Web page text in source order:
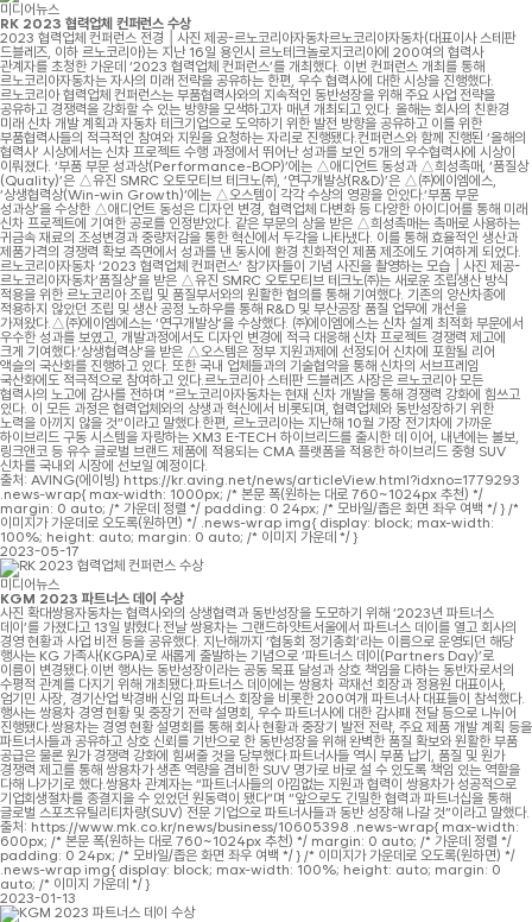
미디어뉴스
RK 2023 협력업체 컨퍼런스 수상
2023 협력업체 컨퍼런스 전경 │사진 제공-르노코리아자동차르노코리아자동차(대표이사 스테판
드블레즈, 이하 르노코리아)는 지난 16일 용인시 르노테크놀로지코리아에 200여의 협력사
관계자를 초청한 가운데 ‘2023 협력업체 컨퍼런스’를 개최했다. 이번 컨퍼런스 개최를 통해
르노코리아자동차는 자사의 미래 전략을 공유하는 한편, 우수 협력사에 대한 시상을 진행했다.
르노코리아 협력업체 컨퍼런스는 부품협력사와의 지속적인 동반성장을 위해 주요 사업 전략을
공유하고 경쟁력을 강화할 수 있는 방향을 모색하고자 매년 개최되고 있다. 올해는 회사의 친환경
미래 신차 개발 계획과 자동차 테크기업으로 도약하기 위한 발전 방향을 공유하고 이를 위한
부품협력사들의 적극적인 참여와 지원을 요청하는 자리로 진행됐다.컨퍼런스와 함께 진행된 ‘올해의
협력사’ 시상에서는 신차 프로젝트 수행 과정에서 뛰어난 성과를 보인 5개의 우수협력사에 시상이
이뤄졌다. ‘부품 부문 성과상(Performance-BOP)’에는 △애디언트 동성과 △희성촉매, ‘품질상
(Quality)’은 △유진 SMRC 오토모티브 테크노㈜, ‘연구개발상(R&D)’은 △㈜에이엠에스,
‘상생협력상(Win-win Growth)’에는 △오스템이 각각 수상의 영광을 안았다.‘부품 부문
성과상’을 수상한 △애디언트 동성은 디자인 변경, 협력업체 다변화 등 다양한 아이디어를 통해 미래
신차 프로젝트에 기여한 공로를 인정받았다. 같은 부문의 상을 받은 △희성촉매는 촉매로 사용하는
귀금속 재료의 조성변경과 중량저감을 통한 혁신에서 두각을 나타냈다. 이를 통해 효율적인 생산과
제품가격의 경쟁력 확보 측면에서 성과를 낸 동시에 환경 친화적인 제품 제조에도 기여하게 되었다.
르노코리아자동차 ‘2023 협력업체 컨퍼런스’ 참가자들이 기념 사진을 촬영하는 모습 │사진 제공-
르노코리아자동차‘품질상’을 받은 △유진 SMRC 오토모티브 테크노㈜는 새로운 조립생산 방식
적용을 위한 르노코리아 조립 및 품질부서와의 원활한 협의를 통해 기여했다. 기존의 양산차종에
적용하지 않았던 조립 및 생산 공정 노하우를 통해 R&D 및 부산공장 품질 업무에 개선을
가져왔다.△㈜에이엠에스는 ‘연구개발상’을 수상했다. ㈜에이엠에스는 신차 설계 최적화 부문에서
우수한 성과를 보였고, 개발과정에서도 디자인 변경에 적극 대응해 신차 프로젝트 경쟁력 제고에
크게 기여했다.‘상생협력상’을 받은 △오스템은 정부 지원과제에 선정되어 신차에 포함될 리어
액슬의 국산화를 진행하고 있다. 또한 국내 업체들과의 기술협약을 통해 신차의 서브프레임
국산화에도 적극적으로 참여하고 있다.르노코리아 스테판 드블레즈 사장은 르노코리아 모든
협력사의 노고에 감사를 전하며 “르노코리아자동차는 현재 신차 개발을 통해 경쟁력 강화에 힘쓰고
있다. 이 모든 과정은 협력업체와의 상생과 혁신에서 비롯되며, 협력업체와 동반성장하기 위한
노력을 아끼지 않을 것”이라고 말했다.한편, 르노코리아는 지난해 10월 가장 전기차에 가까운
하이브리드 구동 시스템을 자랑하는 XM3 E-TECH 하이브리드를 출시한 데 이어, 내년에는 볼보,
링크앤코 등 유수 글로벌 브랜드 제품에 적용되는 CMA 플랫폼을 적용한 하이브리드 중형 SUV
신차를 국내외 시장에 선보일 예정이다.
출처: AVING(에이빙) https://kr.aving.net/news/articleView.html?idxno=1779293
.news-wrap{ max-width: 1000px; /* 본문 폭(원하는 대로 760~1024px 추천) */
margin: 0 auto; /* 가운데 정렬 */ padding: 0 24px; /* 모바일/좁은 화면 좌우 여백 */ } /*
이미지가 가운데로 오도록(원하면) */ .news-wrap img{ display: block; max-width:
100%; height: auto; margin: 0 auto; /* 이미지 가운데 */ }
2023-05-17
미디어뉴스
KGM 2023 파트너스 데이 수상
사진 확대쌍용자동차는 협력사와의 상생협력과 동반성장을 도모하기 위해 ‘2023년 파트너스
데이’를 가졌다고 13일 밝혔다.전날 쌍용차는 그랜드하얏트서울에서 파트너스 데이를 열고 회사의
경영 현황과 사업 비전 등을 공유했다. 지난해까지 ‘협동회 정기총회’라는 이름으로 운영되던 해당
행사는 KG 가족사(KGPA)로 새롭게 출발하는 기념으로 ‘파트너스 데이(Partners Day)’로
이름이 변경됐다.이번 행사는 동반성장이라는 공동 목표 달성과 상호 책임을 다하는 동반자로서의
수평적 관계를 다지기 위해 개최됐다.파트너스 데이에는 쌍용차 곽재선 회장과 정용원 대표이사,
엄기민 사장, 경기산업 박경배 신임 파트너스 회장을 비롯한 200여개 파트너사 대표들이 참석했다.
행사는 쌍용차 경영 현황 및 중장기 전략 설명회, 우수 파트너사에 대한 감사패 전달 등으로 나뉘어
진행됐다.쌍용차는 경영 현황 설명회를 통해 회사 현황과 중장기 발전 전략, 주요 제품 개발 계획 등을
파트너사들과 공유하고 상호 신뢰를 기반으로 한 동반성장을 위해 완벽한 품질 확보와 원활한 부품
공급은 물론 원가 경쟁력 강화에 힘써줄 것을 당부했다.파트너사들 역시 부품 납기, 품질 및 원가
경쟁력 제고를 통해 쌍용차가 생존 역량을 겸비한 SUV 명가로 바로 설 수 있도록 책임 있는 역할을
다해 나가기로 했다.쌍용차 관계자는 “파트너사들의 아낌없는 지원과 협력이 쌍용차가 성공적으로
기업회생절차를 종결지을 수 있었던 원동력이 됐다”며 “앞으로도 긴밀한 협력과 파트너십을 통해
글로벌 스포츠유틸리티차량(SUV) 전문 기업으로 파트너사들과 동반 성장해 나갈 것”이라고 말했다.
출처: https://www.mk.co.kr/news/business/10605398 .news-wrap{ max-width:
600px; /* 본문 폭(원하는 대로 760~1024px 추천) */ margin: 0 auto; /* 가운데 정렬 */
padding: 0 24px; /* 모바일/좁은 화면 좌우 여백 */ } /* 이미지가 가운데로 오도록(원하면) */
.news-wrap img{ display: block; max-width: 100%; height: auto; margin: 0
auto; /* 이미지 가운데 */ }
2023-01-13